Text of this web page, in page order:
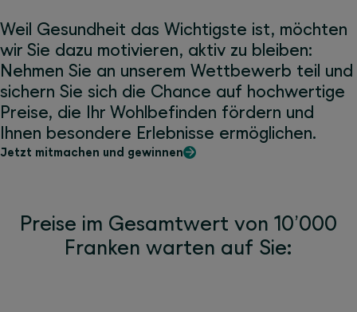
Weil Gesundheit das Wichtigste ist, möchten
wir Sie dazu motivieren, aktiv zu bleiben:
Nehmen Sie an unserem Wettbewerb teil und
sichern Sie sich die Chance auf hochwertige
Preise, die Ihr Wohlbefinden fördern und
Ihnen besondere Erlebnisse ermöglichen.
Jetzt mitmachen und gewinnen
Preise im Gesamtwert von 10’000
Franken warten auf Sie: